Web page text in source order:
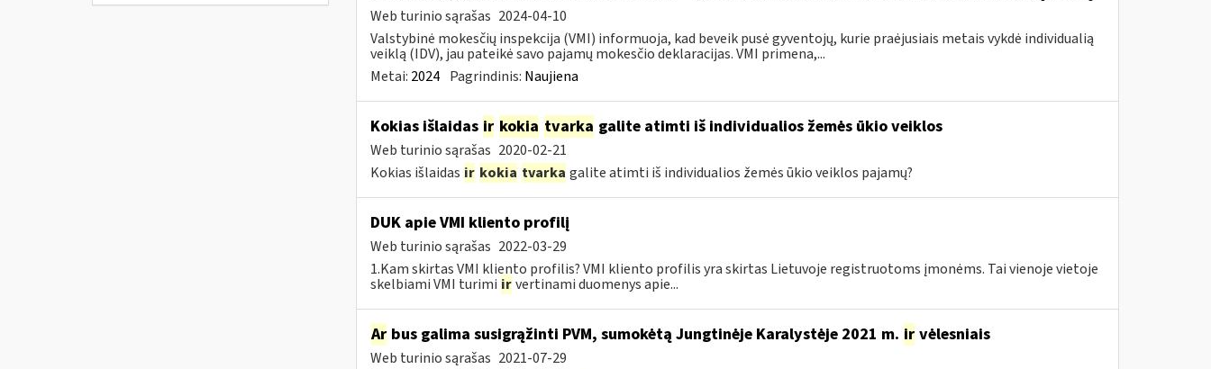
Web turinio sąrašas 2024-04-10
Valstybinė mokesčių inspekcija (VMI) informuoja, kad beveik pusė gyventojų, kurie praėjusiais metais vykdė individualią
veiklą (IDV), jau pateikė savo pajamų mokesčio deklaracijas. VMI primena,...
Metai: 2024 Pagrindinis: Naujiena
Kokias išlaidas ir kokia tvarka galite atimti iš individualios žemės ūkio veiklos
Web turinio sąrašas 2020-02-21
Kokias išlaidas ir kokia tvarka galite atimti iš individualios žemės ūkio veiklos pajamų?
DUK apie VMI kliento profilį
Web turinio sąrašas 2022-03-29
1.Kam skirtas VMI kliento profilis? VMI kliento profilis yra skirtas Lietuvoje registruotoms įmonėms. Tai vienoje vietoje
skelbiami VMI turimi ir vertinami duomenys apie...
Arbus galima susigrąžinti PVM, sumokėtą Jungtinėje Karalystėje 2021 m. irvėlesniais
Web turinio sąrašas 2021-07-29